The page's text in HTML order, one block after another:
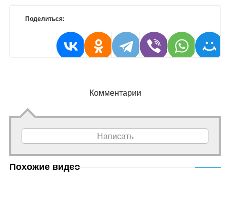
Поделиться:
Комментарии
Написать
Похожие видео